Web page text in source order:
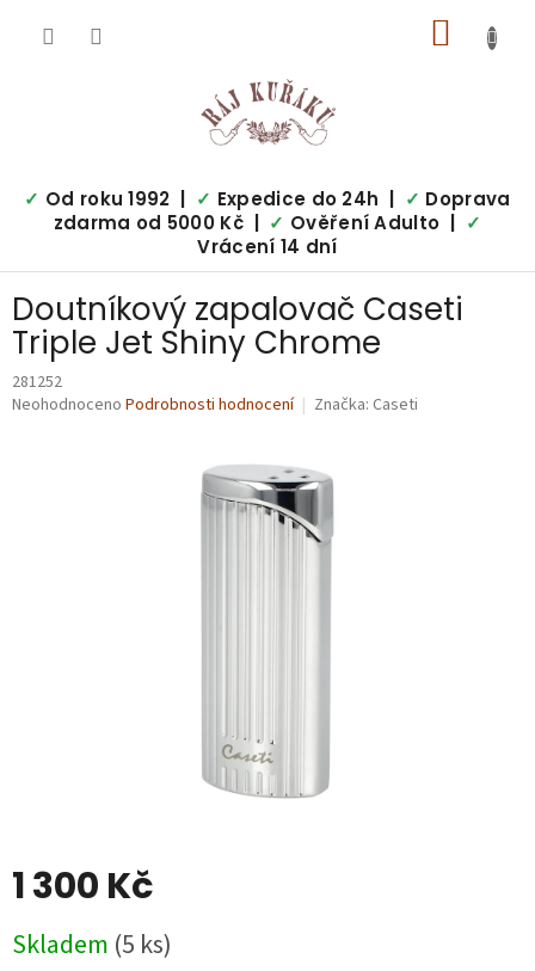
KOŠÍK
✓ Od roku 1992 | ✓ Expedice do 24h | ✓ Doprava
zdarma od 5000 Kč | ✓ Ověření Adulto |
✓
Vrácení 14 dní
Doutníkový zapalovač Caseti
Triple Jet Shiny Chrome
281252
Průměrné
Neohodnoceno Podrobnosti hodnocení Značka: Caseti
1 300 Kč
cena:
Skladem (5 ks)